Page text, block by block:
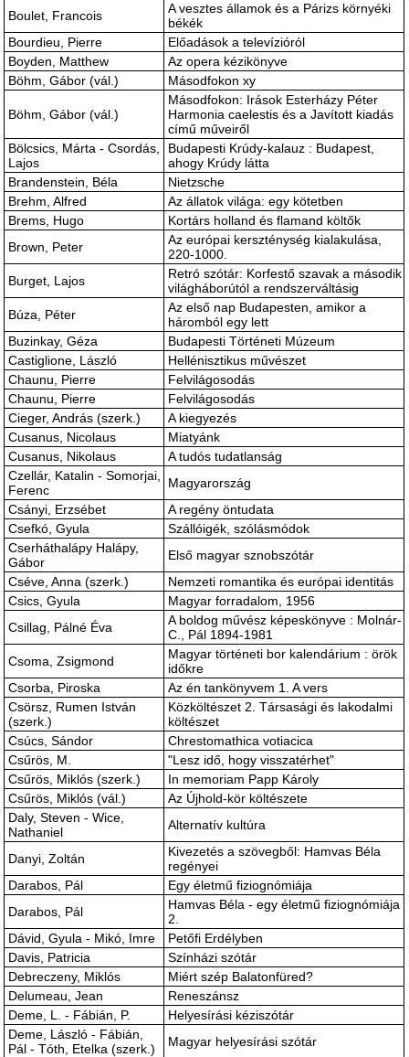
Boulet, Francois
A vesztes államok és a Párizs környéki
békék
Bourdieu, Pierre
Előadások a televízióról
Boyden, Matthew
Az opera kézikönyve
Böhm, Gábor (vál.)
Másodfokon xy
Böhm, Gábor (vál.)
Másodfokon: Irások Esterházy Péter
Harmonia caelestis és a Javított kiadás
című műveiről
Bölcsics, Márta - Csordás,
Lajos
Budapesti Krúdy-kalauz : Budapest,
ahogy Krúdy látta
Brandenstein, Béla
Nietzsche
Brehm, Alfred
Az állatok világa: egy kötetben
Brems, Hugo
Kortárs holland és flamand költők
Brown, Peter
Az európai kerszténység kialakulása,
220-1000.
Burget, Lajos
Retró szótár: Korfestő szavak a második
világháborútól a rendszerváltásig
Búza, Péter
Az első nap Budapesten, amikor a
háromból egy lett
Buzinkay, Géza
Budapesti Történeti Múzeum
Castiglione, László
Hellénisztikus művészet
Chaunu, Pierre
Felvilágosodás
Chaunu, Pierre
Felvilágosodás
Cieger, András (szerk.)
A kiegyezés
Cusanus, Nicolaus
Miatyánk
Cusanus, Nikolaus
A tudós tudatlanság
Czellár, Katalin - Somorjai,
Ferenc
Magyarország
Csányi, Erzsébet
A regény öntudata
Csefkó, Gyula
Szállóigék, szólásmódok
Cserháthalápy Halápy,
Gábor
Első magyar sznobszótár
Cséve, Anna (szerk.)
Nemzeti romantika és európai identitás
Csics, Gyula
Magyar forradalom, 1956
Csillag, Pálné Éva
A boldog művész képeskönyve : Molnár-
C., Pál 1894-1981
Csoma, Zsigmond
Magyar történeti bor kalendárium : örök
időkre
Csorba, Piroska
Az én tankönyvem 1. A vers
Csörsz, Rumen István
(szerk.)
Közköltészet 2. Társasági és lakodalmi
költészet
Csúcs, Sándor
Chrestomathica votiacica
Csűrös, M.
"Lesz idő, hogy visszatérhet"
Csűrös, Miklós (szerk.)
In memoriam Papp Károly
Csűrös, Miklós (vál.)
Az Újhold-kör költészete
Daly, Steven - Wice,
Nathaniel
Alternatív kultúra
Danyi, Zoltán
Kivezetés a szövegből: Hamvas Béla
regényei
Darabos, Pál
Egy életmű fiziognómiája
Darabos, Pál
Hamvas Béla - egy életmű fiziognómiája
2.
Dávid, Gyula - Mikó, Imre
Petőfi Erdélyben
Davis, Patricia
Színházi szótár
Debreczeny, Miklós
Miért szép Balatonfüred?
Delumeau, Jean
Reneszánsz
Deme, L. - Fábián, P.
Helyesírási kéziszótár
Deme, László - Fábián,
Pál - Tóth, Etelka (szerk.)
Magyar helyesírási szótár